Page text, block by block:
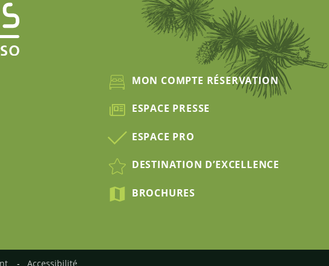
MON COMPTE RÉSERVATION
ESPACE PRESSE
ESPACE PRO
DESTINATION D’EXCELLENCE
BROCHURES
Accessibilité